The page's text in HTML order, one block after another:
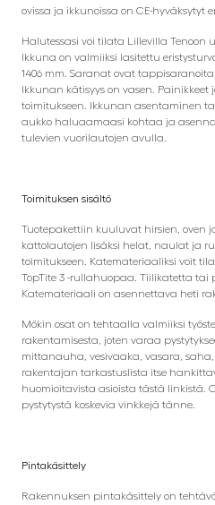
ovissa ja ikkunoissa on CE-hyväksytyt
Halutessasi voi tilata Lillevilla Tenoon
Ikkuna on valmiiksi lasitettu
1406 mm. Saranat ovat
Ikkunan kätisyys on vasen.
toimitukseen. Ikkunan asentaminen
aukko haluaamaasi kohtaa ja
tulevien vuorilautojen avulla.
Toimituksen sisältö
Tuotepakettiin kuuluvat hirsien, oven
kattolautojen lisäksi helat, naulat ja
toimitukseen. Katemateriaaliksi voit
TopTite 3 -rullahuopaa. Tiilikatetta tai
Katemateriaali on asennettava heti
Mökin osat on tehtaalla valmiiksi
rakentamisesta, joten varaa
mittanauha, vesivaaka, vasara,
rakentajan tarkastuslista itse
huomioitavista asioista tästä linkistä.
pystytystä koskevia vinkkejä tänne.
Pintakäsittely
Rakennuksen pintakäsittely on